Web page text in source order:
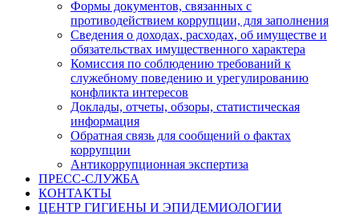
Формы документов, связанных с
противодействием коррупции, для заполнения
Сведения о доходах, расходах, об имуществе и
обязательствах имущественного характера
Комиссия по соблюдению требований к
служебному поведению и урегулированию
конфликта интересов
Доклады, отчеты, обзоры, статистическая
информация
Обратная связь для сообщений о фактах
коррупции
Антикоррупционная экспертиза
ПРЕСС-СЛУЖБА
КОНТАКТЫ
ЦЕНТР ГИГИЕНЫ И ЭПИДЕМИОЛОГИИ